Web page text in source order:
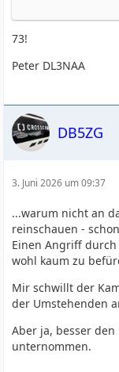
73!
Peter DL3NAA
DB5ZG
3. Juni 2026 um 09:37
...warum nicht an
reinschauen -
Einen Angriff
wohl kaum zu
Mir schwillt der
der Umstehenden
Aber ja, besser
unternommen.